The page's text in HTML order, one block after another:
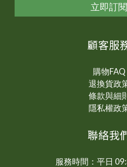
立即訂閱
顧客服
購物FAQ
退換貨政
條款與細
隱私權政
聯絡我
服務時間：平日